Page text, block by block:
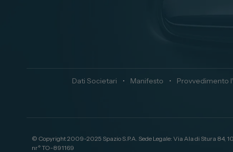
Dati Societari • Manifesto • Provvedimento
© Copyright 2009-2025 Spazio S.P.A. Sede Legale: Via Ala di Stura 84,
nr° TO-891169